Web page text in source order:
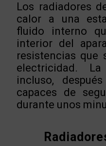
Los radiadores
calor a una
fluido interno
interior del
resistencias que
electricidad.
incluso,
capaces de
durante unos